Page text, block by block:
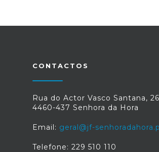
CONTACTOS
Rua do Actor Vasco Santana,
4460-437 Senhora da Hora
Email: geral@jf-
Telefone: 229 510 110